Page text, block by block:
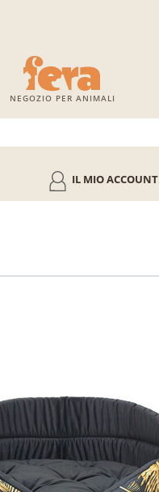
NEGOZIO PER ANIMALI
IL MIO ACCOUNT